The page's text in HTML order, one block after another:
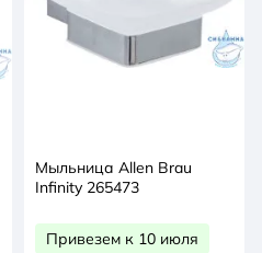
Мыльница Allen Brau
Infinity 265473
Привезем к 10 июля